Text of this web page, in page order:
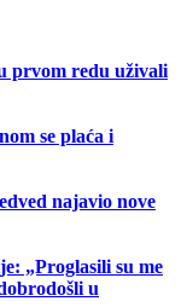
prvom redu uživali
se plaća i
najavio nove
„Proglasili su me
u